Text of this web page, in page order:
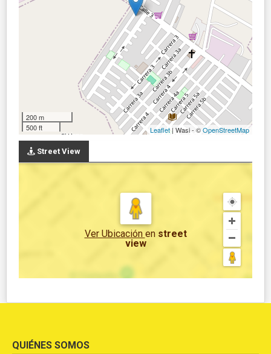
200 m
500 ft
Leaflet| Wasi - ©OpenStreetMap
Street View
Ver Ubicación en street
view
QUIÉNES SOMOS